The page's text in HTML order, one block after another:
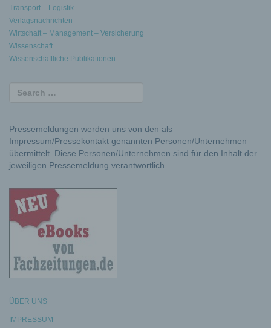
Transport – Logistik
Verlagsnachrichten
Wirtschaft – Management – Versicherung
Wissenschaft
Wissenschaftliche Publikationen
Pressemeldungen werden uns von den als
Impressum/Pressekontakt genannten Personen/Unternehmen
übermittelt. Diese Personen/Unternehmen sind für den Inhalt der
jeweiligen Pressemeldung verantwortlich.
ÜBER UNS
IMPRESSUM